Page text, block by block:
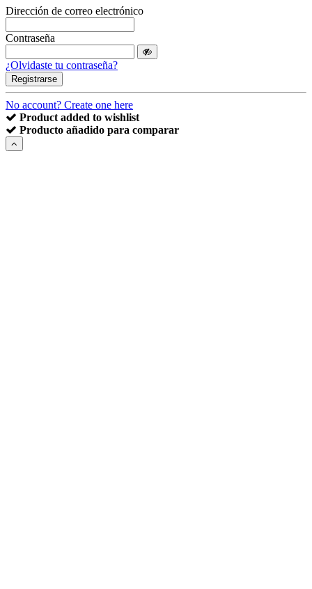
Dirección de correo electrónico
Contraseña
¿Olvidaste tu contraseña?
Registrarse
No account? Create one here
Product added to wishlist
Producto añadido para comparar